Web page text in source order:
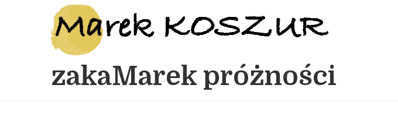
zakaMarek próżności